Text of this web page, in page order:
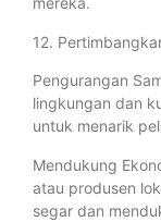
12.
Pengurangan
lingkungan dan
untuk menarik
Mendukung
atau produsen
segar dan